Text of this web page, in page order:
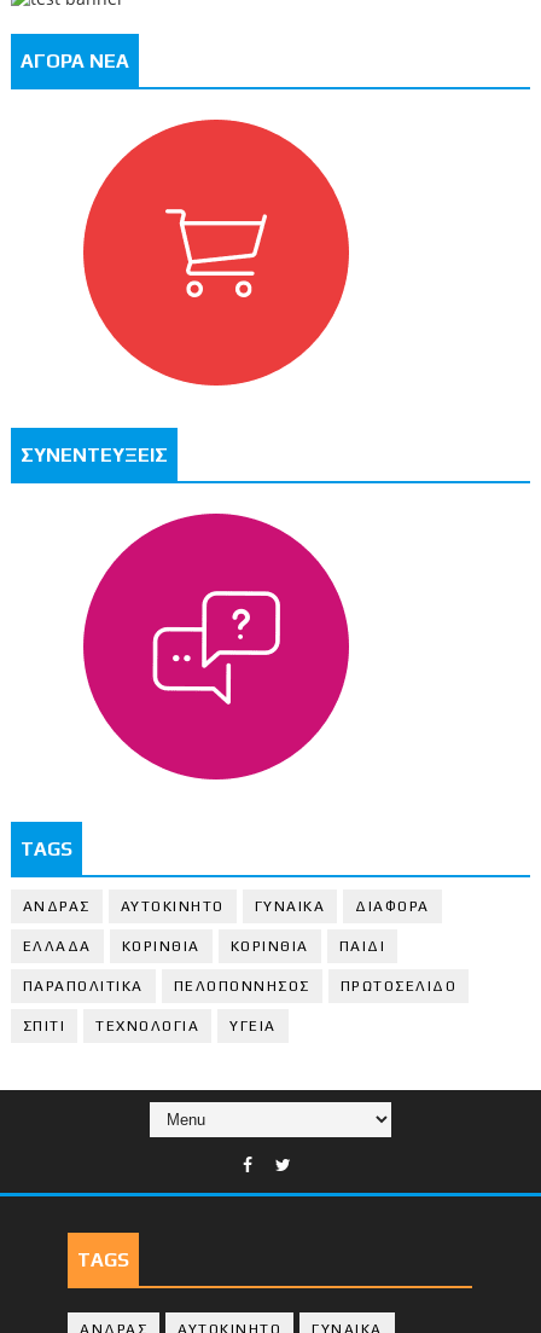
ΑΓΟΡΑ ΝΕΑ
ΣΥΝΕΝΤΕΥΞΕΙΣ
TAGS
ΑΝΔΡΑΣ ΑΥΤΟΚΙΝΗΤΟ ΓΥΝΑΙΚΑ ΔΙΑΦΟΡΑ
ΕΛΛΑΔΑ ΚΟΡΙΝΘΙΑ ΚΟΡΙΝΘΙA ΠΑΙΔΙ
ΠΑΡΑΠΟΛΙΤΙΚΑ ΠΕΛΟΠΟΝΝΗΣΟΣ ΠΡΩΤΟΣΕΛΙΔΟ
ΣΠΙΤΙ ΤΕΧΝΟΛΟΓΙΑ ΥΓΕΙΑ
TAGS
ΑΝΔΡΑΣ ΑΥΤΟΚΙΝΗΤΟ ΓΥΝΑΙΚΑ